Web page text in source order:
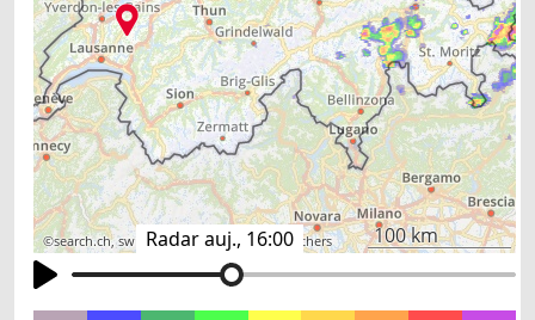
Radar auj., 16:00
©search.ch,swisstopo,OpenStreetMap,others 100 km